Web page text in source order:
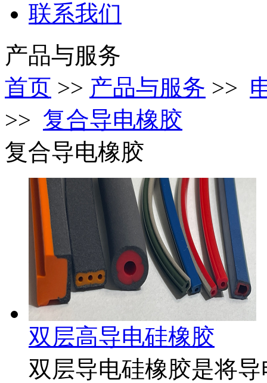
联系我们
产品与服务
首页 >> 产品与服务 >>
>> 复合导电橡胶
复合导电橡胶
双层高导电硅橡胶
双层导电硅橡胶是将